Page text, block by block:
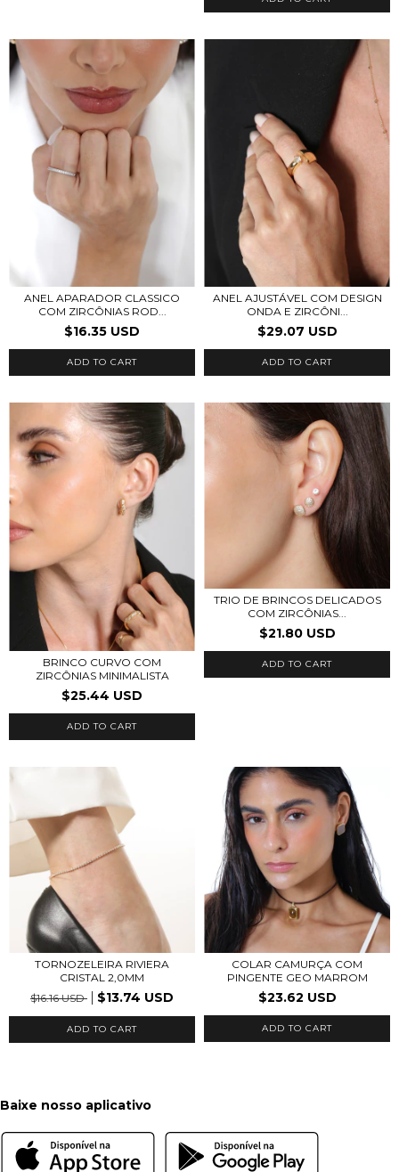
ANEL APARADOR CLASSICO
COM ZIRCÔNIAS ROD...
$16.35 USD
ADD TO CART
ANEL AJUSTÁVEL COM DESIGN
ONDA E ZIRCÔNI...
$29.07 USD
ADD TO CART
BRINCO CURVO COM
ZIRCÔNIAS MINIMALISTA
$25.44 USD
ADD TO CART
TRIO DE BRINCOS DELICADOS
COM ZIRCÔNIAS...
$21.80 USD
ADD TO CART
TORNOZELEIRA RIVIERA
CRISTAL 2,0MM
$16.16 USD
$13.74 USD
ADD TO CART
COLAR CAMURÇA COM
PINGENTE GEO MARROM
$23.62 USD
Baixe nosso aplicativo